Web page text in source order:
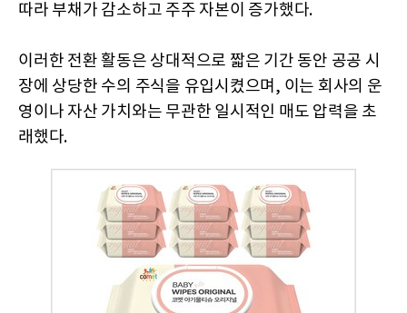
따라 부채가 감소하고 주주 자본이 증가했다.
이러한 전환 활동은 상대적으로 짧은 기간 동안 공공 시
장에 상당한 수의 주식을 유입시켰으며, 이는 회사의 운
영이나 자산 가치와는 무관한 일시적인 매도 압력을 초
래했다.